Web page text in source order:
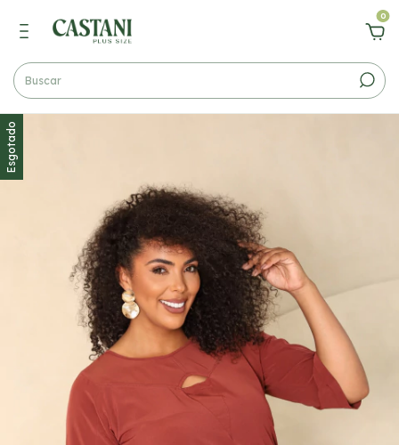
0
Esgotado